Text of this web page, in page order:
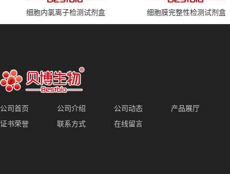
细胞内氯离子检测试剂盒 细胞膜完整性检测试剂盒
公司首页 公司介绍 公司动态
产品展厅
证书荣誉
联系方式 在线留言